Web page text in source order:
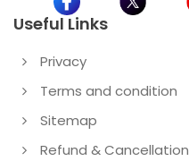
Useful Links
Privacy
Terms and condition
Sitemap
Refund & Cancellation